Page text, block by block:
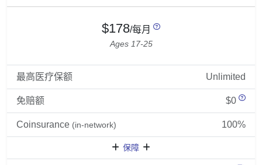
$178/每月
Ages 17-25
最高医疗保额 Unlimited
免赔额 $0
Coinsurance (in-network) 100%
保障